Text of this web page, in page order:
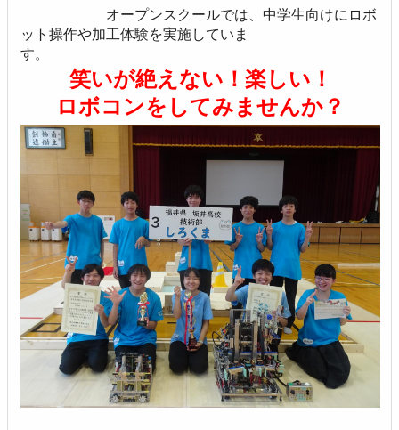
オープンスクールでは、中学生向けにロボ
ット操作や加工体験を実施していま
す。
笑いが絶えない！楽しい！
ロボコンをしてみませんか？